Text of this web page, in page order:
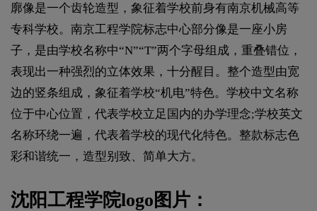
廓像是一个齿轮造型，象征着学校前身有南京机械高等
专科学校。南京工程学院标志中心部分像是一座小房
子，是由学校名称中“N”“T”两个字母组成，重叠错位，
表现出一种强烈的立体效果，十分醒目。整个造型由宽
边的竖条组成，象征着学校“机电”特色。学校中文名称
位于中心位置，代表学校立足国内的办学理念;学校英文
名称环绕一遍，代表着学校的现代化特色。整款标志色
彩和谐统一，造型别致、简单大方。
沈阳工程学院logo图片：